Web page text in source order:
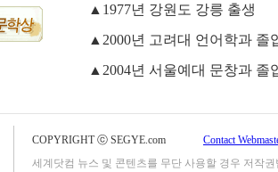
▲1977년 강원도 강릉 출생
▲2000년 고려대 언어학과 졸
▲2004년 서울예대 문창과 졸
COPYRIGHT ⓒ SEGYE.com
Contact
세계닷컴 뉴스 및 콘텐츠를 무단 사용할 경우 저작